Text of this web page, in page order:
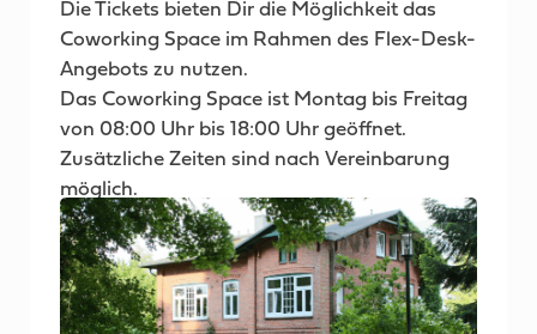
Die Tickets bieten Dir die Möglichkeit das
Coworking Space im Rahmen des Flex-Desk-
Angebots zu nutzen.
Das Coworking Space ist Montag bis Freitag
von 08:00 Uhr bis 18:00 Uhr geöffnet.
Zusätzliche Zeiten sind nach Vereinbarung
möglich.